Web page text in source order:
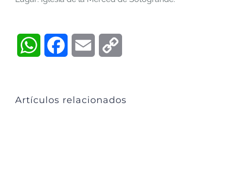
WhatsAppFacebookEmail
Artículos relacionados